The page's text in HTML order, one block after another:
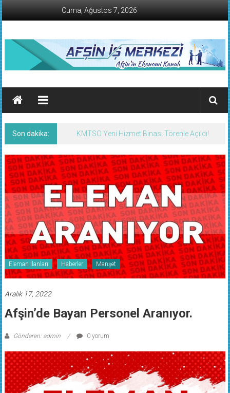
İçeriğe
geç
Cuma, Ağustos 7, 2026
AFŞİN
İŞ
MERKEZİ
Afşin'in
Ekonomi
Kanalı
Son dakika: KMTSO Yeni Hizmet Binası Törenle Açıldı!
Eleman İlanları Haberler Manşet
Aralık 17, 2022
Afşin’de Bayan Personel Aranıyor.
Gönderen: admin 0 yorum